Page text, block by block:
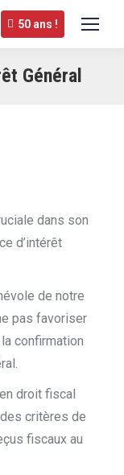
50 ans !
Général
dans son
d’intérêt
de notre
pas favoriser
confirmation
droit fiscal
critères de
fiscaux au